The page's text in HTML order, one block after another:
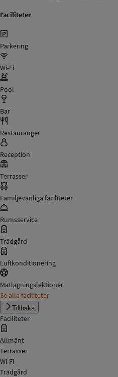
Faciliteter
Parkering
Wi-Fi
Pool
Bar
Restauranger
Reception
Terrasser
Familjevänliga faciliteter
Rumsservice
Trädgård
Luftkonditionering
Matlagningslektioner
Se alla faciliteter
Tillbaka
Faciliteter
Allmänt
Terrasser
Wi-Fi
Trädgård